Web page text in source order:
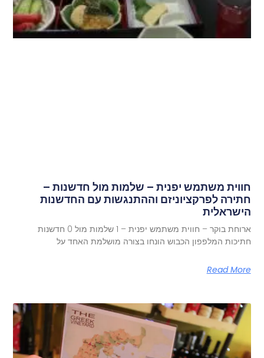
חווית משתמש יפנית – שלמות מול חדשנות –
חתירה לפרקציוניזם וההתנגשות עם החדשנות
הישראלית
ארוחת בוקר – חווית משתמש יפנית – 1 שלמות מול 0 חדשנות
חתיכות המלפפון הכבוש הונחו בצורה מושלמת האחד על
Read More